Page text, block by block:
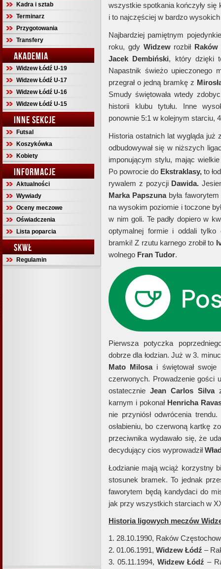
Kadra i sztab
Terminarz
Przygotowania
Transfery
AKADEMIA
Widzew Łódź U-19
Widzew Łódź U-17
Widzew Łódź U-16
Widzew Łódź U-15
INNE SEKCJE
Futsal
Koszykówka
Kobiety
INFORMACJE
Aktualności
Wywiady
Oceny meczowe
Oświadczenia
Lista poparcia
SKWŁ
Regulamin
wszystkie spotkania kończyły się
i to najczęściej w bardzo
Najbardziej pamiętnym
roku, gdy Widzewrozbił Raków
Jacek Dembiński, który dzięki
Napastnik świeżo upieczonego
przegrał o jedną bramkę z
Smudy świętowała wtedy
historii klubu tytułu. Inne
ponownie 5:1 w kolejnym starciu,
Historia ostatnich lat wygląda już
odbudowywał się w niższych
imponującym stylu, mając
Po powrocie do Ekstraklasy, to
rywalem z pozycji Dawida.
Marka Papszunabyła
na wysokim poziomie i toczone
w nim goli. Te padły dopiero w
optymalnej formie i oddali tylko
bramki! Z rzutu karnego zrobił to
wolnego Fran Tudor.
Pierwsza potyczka
dobrze dla łodzian. Już w 3.
Mato Milosai świętował swoje
czerwonych. Prowadzenie gości
ostatecznie Jean Carlos Silva
karnym i pokonał Henricha
nie przyniósł odwrócenia
osłabieniu, bo czerwoną kartkę
przeciwnika wydawało się, że
decydujący cios wyprowadził
Łodzianie mają wciąż korzystny
stosunek bramek. To jednak
faworytem będą kandydaci do
jak przy wszystkich starciach w
Historia ligowych meczów
1. 28.10.1990, Raków
2. 01.06.1991, Widzew Łódź –
3. 05.11.1994, Widzew Łódź –